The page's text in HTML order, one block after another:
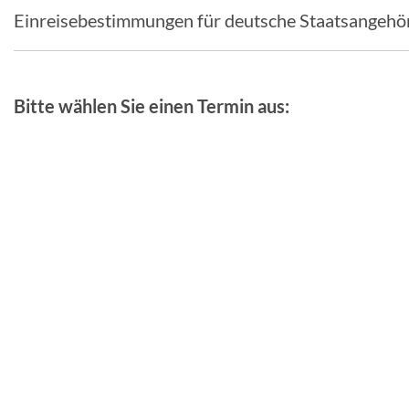
Einreisebestimmungen für deutsche
Bitte wählen Sie einen Termin aus: